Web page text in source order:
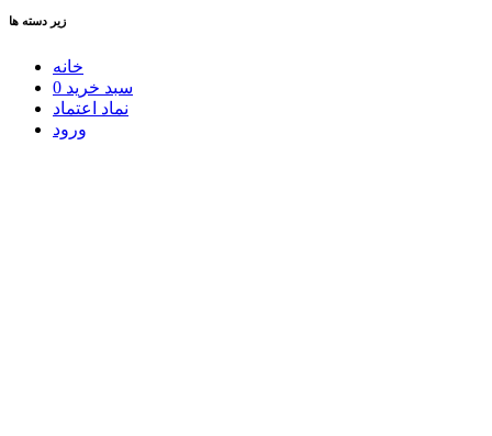
زیر دسته ها
خانه
0 سبد خرید
نماد اعتماد
ورود